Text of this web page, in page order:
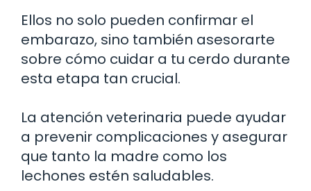
Ellos no solo pueden confirmar el
embarazo, sino también asesorarte
sobre cómo cuidar a tu cerdo durante
esta etapa tan crucial.
La atención veterinaria puede ayudar
a prevenir complicaciones y asegurar
que tanto la madre como los
lechones estén saludables.